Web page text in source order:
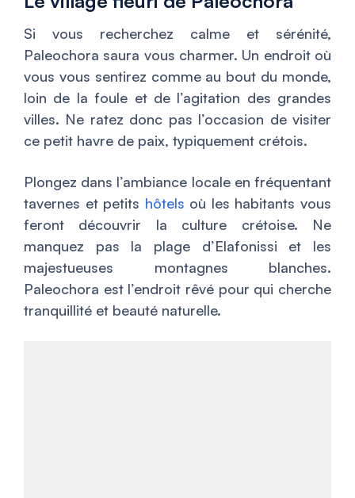
Si vous recherchez calme et sérénité,
Paleochora saura vous charmer. Un endroit où
vous vous sentirez comme au bout du monde,
loin de la foule et de l’agitation des grandes
villes. Ne ratez donc pas l’occasion de visiter
ce petit havre de paix, typiquement crétois.
Plongez dans l’ambiance locale en fréquentant
tavernes et petits hôtels où les habitants vous
feront découvrir la culture crétoise. Ne
manquez pas la plage d’Elafonissi et les
majestueuses montagnes blanches.
Paleochora est l’endroit rêvé pour qui cherche
tranquillité et beauté naturelle.